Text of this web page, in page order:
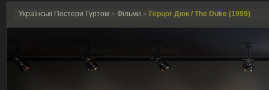
Українські Постери Гуртом » Фільми » Герцог Дюк / The Duke (1999)